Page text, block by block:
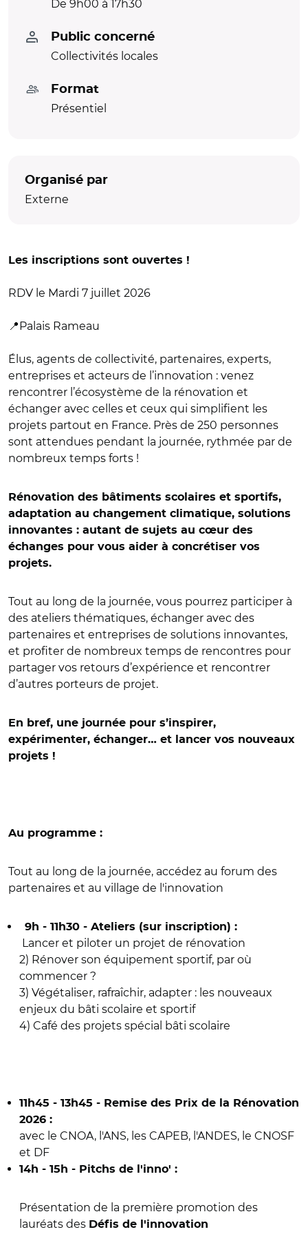
De 9h00 à 17h30
Public concerné
Collectivités locales
Format
Présentiel
Organisé par
Externe
Les inscriptions sont ouvertes !
RDV le Mardi 7 juillet 2026
📍Palais Rameau
Élus, agents de collectivité, partenaires, experts,
entreprises et acteurs de l’innovation : venez
rencontrer l’écosystème de la rénovation et
échanger avec celles et ceux qui simplifient les
projets partout en France. Près de 250 personnes
sont attendues pendant la journée, rythmée par de
nombreux temps forts !
Rénovation des bâtiments scolaires et sportifs,
adaptation au changement climatique, solutions
innovantes : autant de sujets au cœur des
échanges pour vous aider à concrétiser vos
projets.
Tout au long de la journée, vous pourrez participer à
des ateliers thématiques, échanger avec des
partenaires et entreprises de solutions innovantes,
et profiter de nombreux temps de rencontres pour
partager vos retours d’expérience et rencontrer
d’autres porteurs de projet.
En bref, une journée pour s’inspirer,
expérimenter, échanger… et lancer vos nouveaux
projets !
Au programme :
Tout au long de la journée, accédez au forum des
partenaires et au village de l'innovation
9h - 11h30 - Ateliers (sur inscription) :
Lancer et piloter un projet de rénovation
2) Rénover son équipement sportif, par où
commencer ?
3) Végétaliser, rafraîchir, adapter : les nouveaux
enjeux du bâti scolaire et sportif
4) Café des projets spécial bâti scolaire
11h45 - 13h45 - Remise des Prix de la Rénovation
2026 :
avec le CNOA, l'ANS, les CAPEB, l'ANDES, le CNOSF
et DF
14h - 15h - Pitchs de l'inno' :
Présentation de la première promotion des
lauréats des Défis de l'innovation